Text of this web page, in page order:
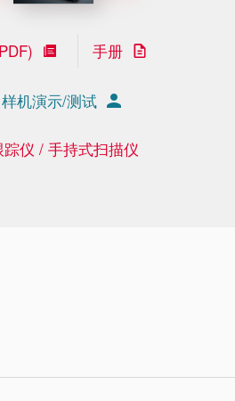
手册
样机演示/测试
仪 / 手持式扫描仪